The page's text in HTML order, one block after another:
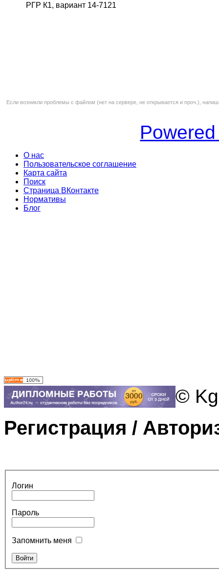
РГР К1, вариант 14-7121
Если возникли проблемы с файлом (нет на сервере, не открывается и проч.),
О нас
Пользовательское соглашение
Карта сайта
Поиск
Страница ВКонтакте
Нормативы
Блог
©
Регистрация /
Логин
Пароль
Запомнить меня